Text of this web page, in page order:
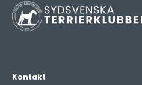
Kontakt